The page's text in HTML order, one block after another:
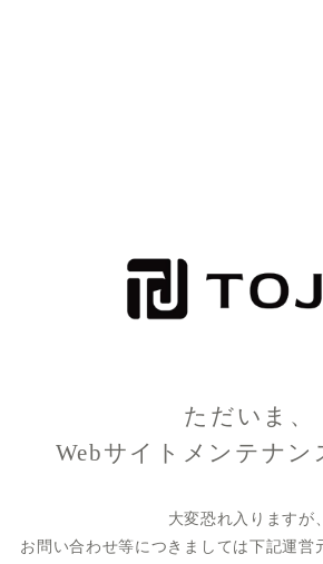
ただいま、
Webサイトメンテナン
大変恐れ入りますが、
お問い合わせ等につきましては下記運営